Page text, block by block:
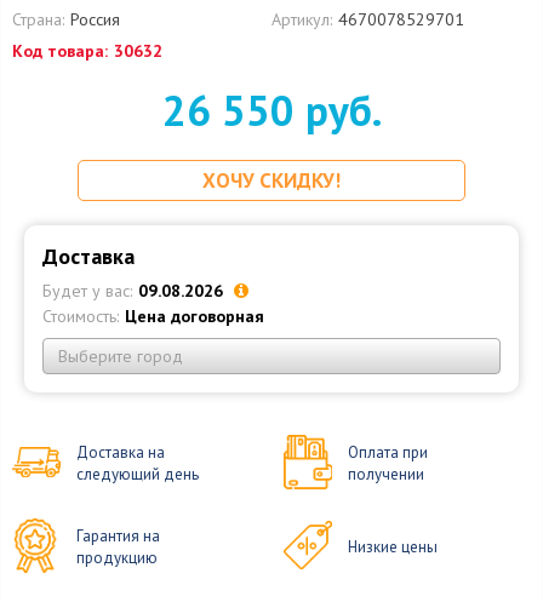
Страна: Россия Артикул: 4670078529701
Код товара: 30632
26 550 руб.
ХОЧУ СКИДКУ!
Доставка
Будет у вас: 09.08.2026
Стоимость: Цена договорная
Выберите город
Доставка на
следующий день
Оплата при
получении
Гарантия на
продукцию
Низкие цены